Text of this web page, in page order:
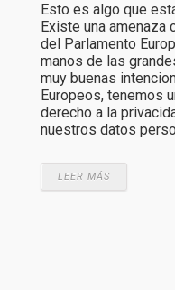
Esto es algo que
Existe una amenaza
del Parlamento
manos de las
muy buenas
Europeos, tenemos
derecho a la
nuestros datos
LEER MÁS